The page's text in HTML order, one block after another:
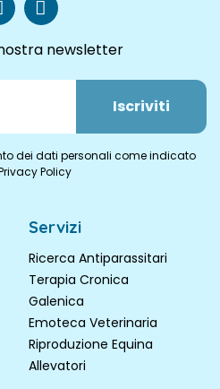
newsletter
Iscriviti
dei dati personali come indicato
Policy
Servizi
Ricerca Antiparassitari
Terapia Cronica
Galenica
Emoteca Veterinaria
Riproduzione Equina
Allevatori